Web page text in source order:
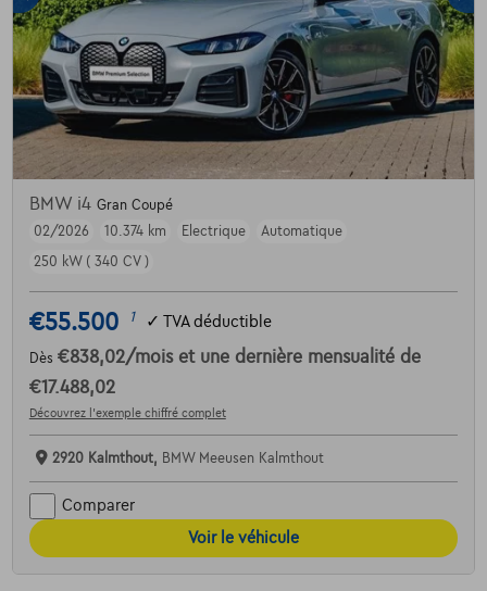
BMW i4 Gran Coupé
02/2026
10.374 km Electrique
Automatique
250 kW ( 340 CV )
€55.500 1 ✓ TVA déductible
Dès €838,02/mois et une dernière mensualité de
€17.488,02
Découvrez l’exemple chiffré complet
2920 Kalmthout, BMW Meeusen Kalmthout
Comparer
Voir le véhicule